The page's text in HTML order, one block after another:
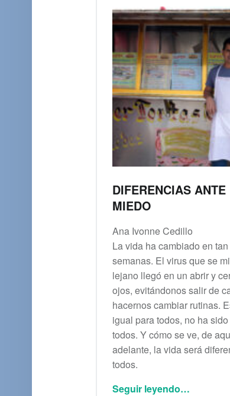
DIFERENCIAS ANTE
MIEDO
Ana Ivonne Cedillo
La vida ha cambiado en
semanas. El virus que se
lejano llegó en un abrir y
ojos, evitándonos salir de
hacernos cambiar rutinas.
igual para todos, no ha
todos. Y cómo se ve, de
adelante, la vida será
todos.
Seguir leyendo…